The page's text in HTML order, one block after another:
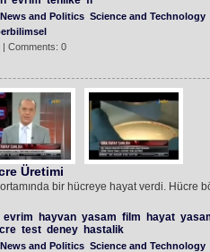
News and Politics Science and Technology
| Comments: 0
Üretimi
bir hücreye hayat verdi. Hücre
evrim hayvan yasam film hayat
test deney hastalik
News and Politics Science and Technology